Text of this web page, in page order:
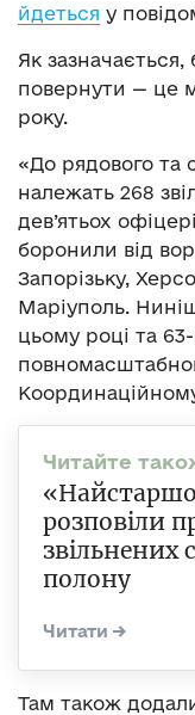
йдеться у
Як зазначається,
повернути — це
року.
«До рядового та
належать 268
дев’ятьох
боронили від
Запорізьку,
Маріуполь.
цьому році та
розповіли
звільнених
полону
Там також